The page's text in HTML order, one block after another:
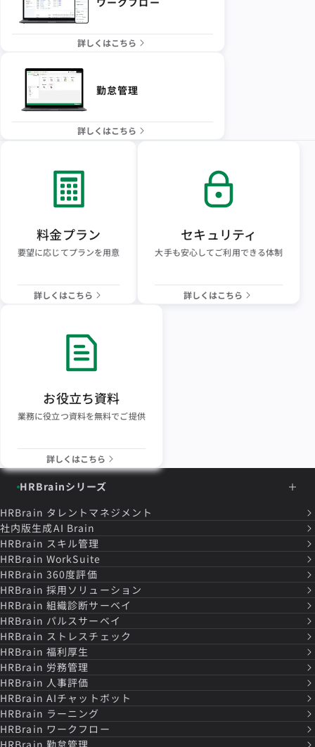
詳しくはこちら
勤怠管理
詳しくはこちら
料金プラン
要望に応じてプランを用意
詳しくはこちら
セキュリティ
大手も安心してご利用できる体制
詳しくはこちら
お役立ち資料
業務に役立つ資料を無料でご提供
詳しくはこちら
HRBrainシリーズ
HRBrain タレントマネジメント
社内版生成AI Brain
HRBrain スキル管理
HRBrain WorkSuite
HRBrain 360度評価
HRBrain 採用ソリューション
HRBrain 組織診断サーベイ
HRBrain パルスサーベイ
HRBrain ストレスチェック
HRBrain 福利厚生
HRBrain 労務管理
HRBrain 人事評価
HRBrain AIチャットボット
HRBrain ラーニング
HRBrain ワークフロー